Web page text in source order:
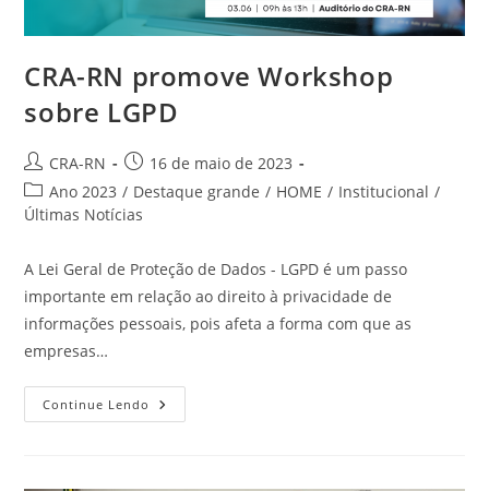
CRA-RN promove Workshop
sobre LGPD
Autor
do
post:
CRA-RN
Post
publicado:
16 de maio de 2023
Categoria
do
Ano 2023 / Destaque grande / HOME / Institucional /
Últimas Notícias
A Lei Geral de Proteção de Dados - LGPD é um passo
importante em relação ao direito à privacidade de
informações pessoais, pois afeta a forma com que as
empresas…
Continue Lendo CRA-
RN